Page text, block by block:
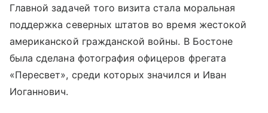
Главной задачей того визита стала моральная
поддержка северных штатов во время жестокой
американской гражданской войны. В Бостоне
была сделана фотография офицеров фрегата
«Пересвет», среди которых значился и Иван
Иоганнович.